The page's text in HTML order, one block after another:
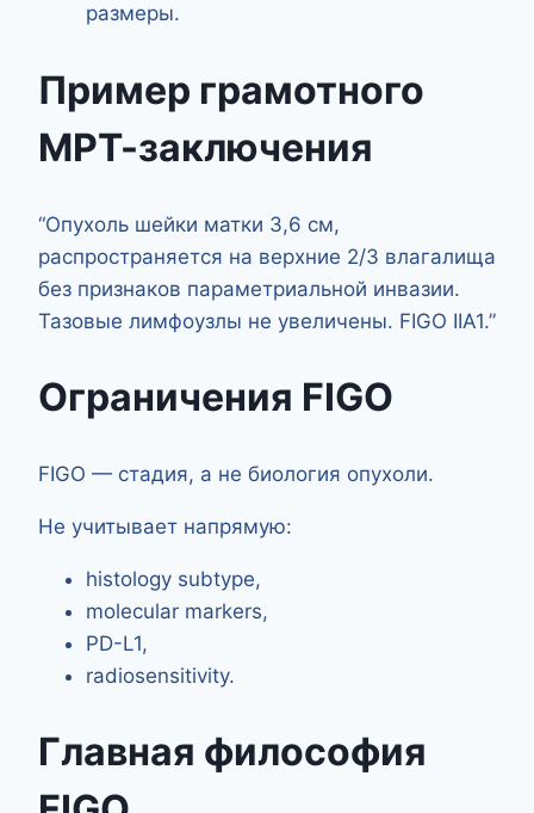
размеры.
Пример грамотного
МРТ-заключения
“Опухоль шейки матки 3,6 см,
распространяется на верхние 2/3 влагалища
без признаков параметриальной инвазии.
Тазовые лимфоузлы не увеличены. FIGO IIA1.”
Ограничения FIGO
FIGO — стадия, а не биология опухоли.
Не учитывает напрямую:
histology subtype,
molecular markers,
PD-L1,
radiosensitivity.
Главная философия